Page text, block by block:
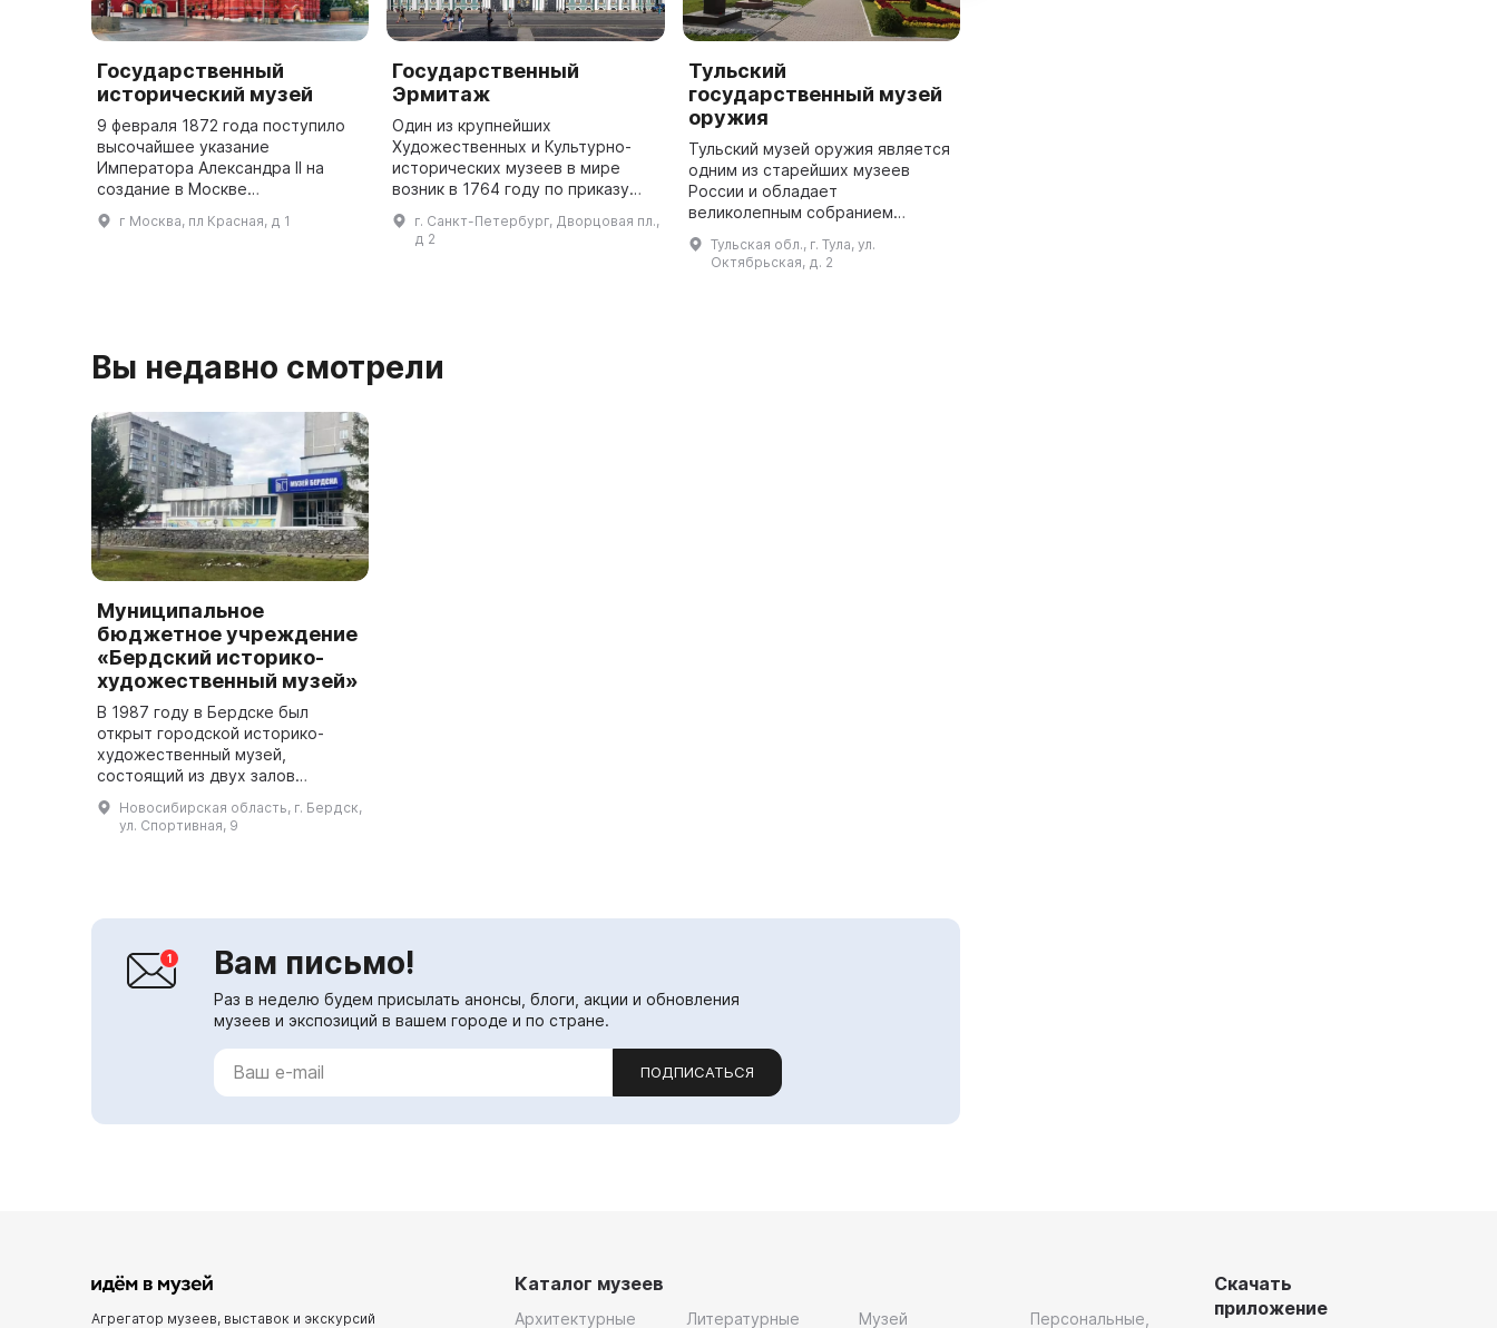
Государственный
исторический музей
9 февраля 1872 года поступило
высочайшее указание
Императора Александра II на
создание в Москве
Исторического музея имени
Цесаревича Александра
г Москва, пл Красная, д 1
Государственный
Эрмитаж
Один из крупнейших
Художественных и Культурно-
исторических музеев в мире
возник в 1764 году по приказу
императрицы Екатерины II, как
частное собрание. Музей был
открыт для посещения в 1852
г. Санкт-Петербург, Дворцовая пл.,
д 2
Тульский
государственный музей
оружия
Тульский музей оружия является
одним из старейших музеев
России и обладает
великолепным собранием
огнестрельного и холодного
оружия отечественного и
зарубежного производства. Он
Тульская обл., г. Тула, ул.
Октябрьская, д. 2
Вы недавно смотрели
Муниципальное
бюджетное учреждение
«Бердский историко-
художественный музей»
В 1987 году в Бердске был
открыт городской историко-
художественный музей,
состоящий из двух залов
истории и трех выставочных
залов. 26 июля, после почти
трехмесячного закрытия, музей
Новосибирская область, г. Бердск,
ул. Спортивная, 9
Вам письмо!
Раз в неделю будем присылать анонсы, блоги, акции и обновления
музеев и экспозиций в вашем городе и по стране.
ПОДПИСАТЬСЯ
Агрегатор музеев, выставок и экскурсий
Каталог музеев
Архитектурные Литературные Музей Персональные,
Скачать
приложение